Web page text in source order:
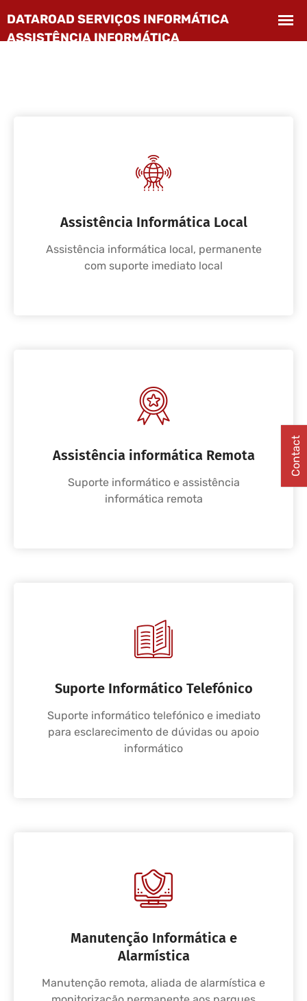
Assistência Informática Local
Assistência informática local, permanente
com suporte imediato local
Assistência informática Remota
Suporte informático e assistência
informática remota
Suporte Informático Telefónico
Suporte informático telefónico e imediato
para esclarecimento de dúvidas ou apoio
informático
Manutenção Informática e
Alarmística
Manutenção remota, aliada de alarmística e
Contact